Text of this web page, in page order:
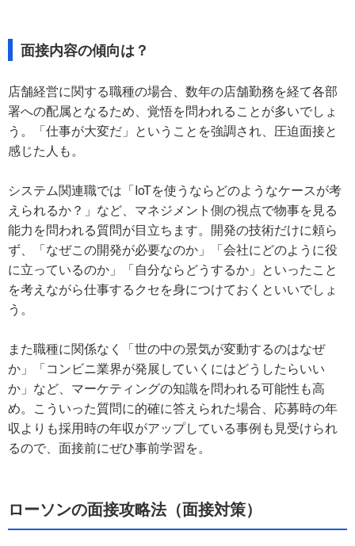
面接内容の傾向は？
店舗経営に関する職種の場合、数年の店舗勤務を経て各部
署への配属となるため、覚悟を問われることが多いでしょ
う。「仕事が大変だ」ということを強調され、圧迫面接と
感じた人も。
システム関連職では「IoTを使うならどのようなケースが考
えられるか？」など、マネジメント側の視点で物事を見る
能力を問われる質問が目立ちます。開発の技術だけに頼ら
ず、「なぜこの開発が必要なのか」「会社にどのように役
に立っているのか」「自分ならどうするか」といったこと
を考えながら仕事するクセを身につけておくといいでしょ
う。
また職種に関係なく「世の中の景気が変動するのはなぜ
か」「コンビニ業界が発展していくにはどうしたらいい
か」など、マーケティングの知識を問われる可能性も高
め。こういった質問に的確に答えられた場合、応募時の年
収よりも採用時の年収がアップしている事例も見受けられ
るので、面接前にぜひ事前学習を。
ローソンの面接攻略法（面接対策）